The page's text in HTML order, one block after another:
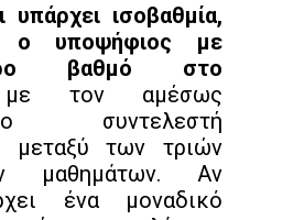
υπάρχει ισοβαθμία,
ο υποψήφιος με
βαθμό στο
τον αμέσως
συντελεστή
μεταξύ των τριών
μαθημάτων. Αν
ένα μοναδικό